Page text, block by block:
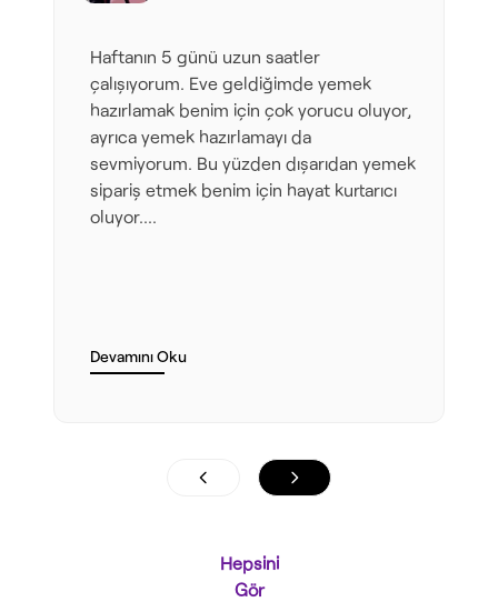
Haftanın 5 günü uzun saatler
çalışıyorum. Eve geldiğimde yemek
hazırlamak benim için çok yorucu oluyor,
ayrıca yemek hazırlamayı da
sevmiyorum. Bu yüzden dışarıdan yemek
sipariş etmek benim için hayat kurtarıcı
oluyor....
Devamını Oku
Hepsini
Gör